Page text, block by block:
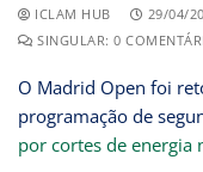
ICLAM HUB 29/04/
SINGULAR: 0
O Madrid Open foi
programação de
por cortes de energia